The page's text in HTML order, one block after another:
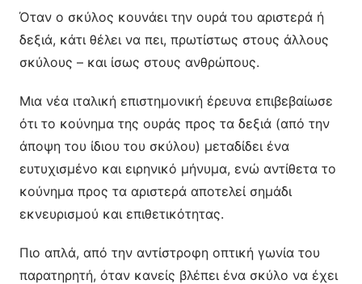
Όταν ο σκύλος κουνάει την ουρά του αριστερά ή
δεξιά, κάτι θέλει να πει, πρωτίστως στους άλλους
σκύλους – και ίσως στους ανθρώπους.
Μια νέα ιταλική επιστημονική έρευνα επιβεβαίωσε
ότι το κούνημα της ουράς προς τα δεξιά (από την
άποψη του ίδιου του σκύλου) μεταδίδει ένα
ευτυχισμένο και ειρηνικό μήνυμα, ενώ αντίθετα το
κούνημα προς τα αριστερά αποτελεί σημάδι
εκνευρισμού και επιθετικότητας.
Πιο απλά, από την αντίστροφη οπτική γωνία του
παρατηρητή, όταν κανείς βλέπει ένα σκύλο να έχει